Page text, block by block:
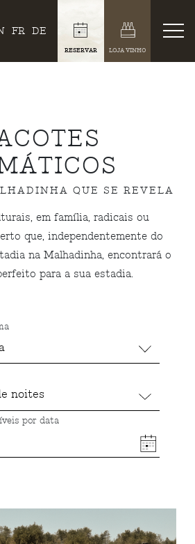
FR DE
RESERVAR LOJA VINHO
QUE SE REVELA
em família, radicais ou
que, independentemente do
na Malhadinha, encontrará o
para a sua estadia.
por data